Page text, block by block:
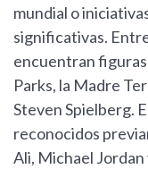
mundial o
significativas.
encuentran
Parks, la Madre
Steven Spielberg.
reconocidos
Ali, Michael Jordan